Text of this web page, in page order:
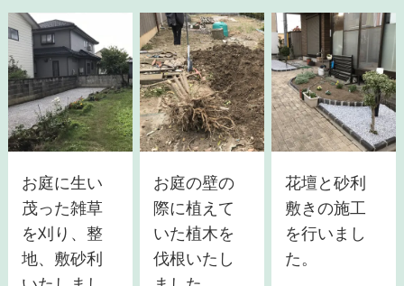
お庭に生い
茂った雑草
を刈り、整
地、敷砂利
お庭の壁の
際に植えて
いた植木を
伐根いたし
花壇と砂利
敷きの施工
を行いまし
た。